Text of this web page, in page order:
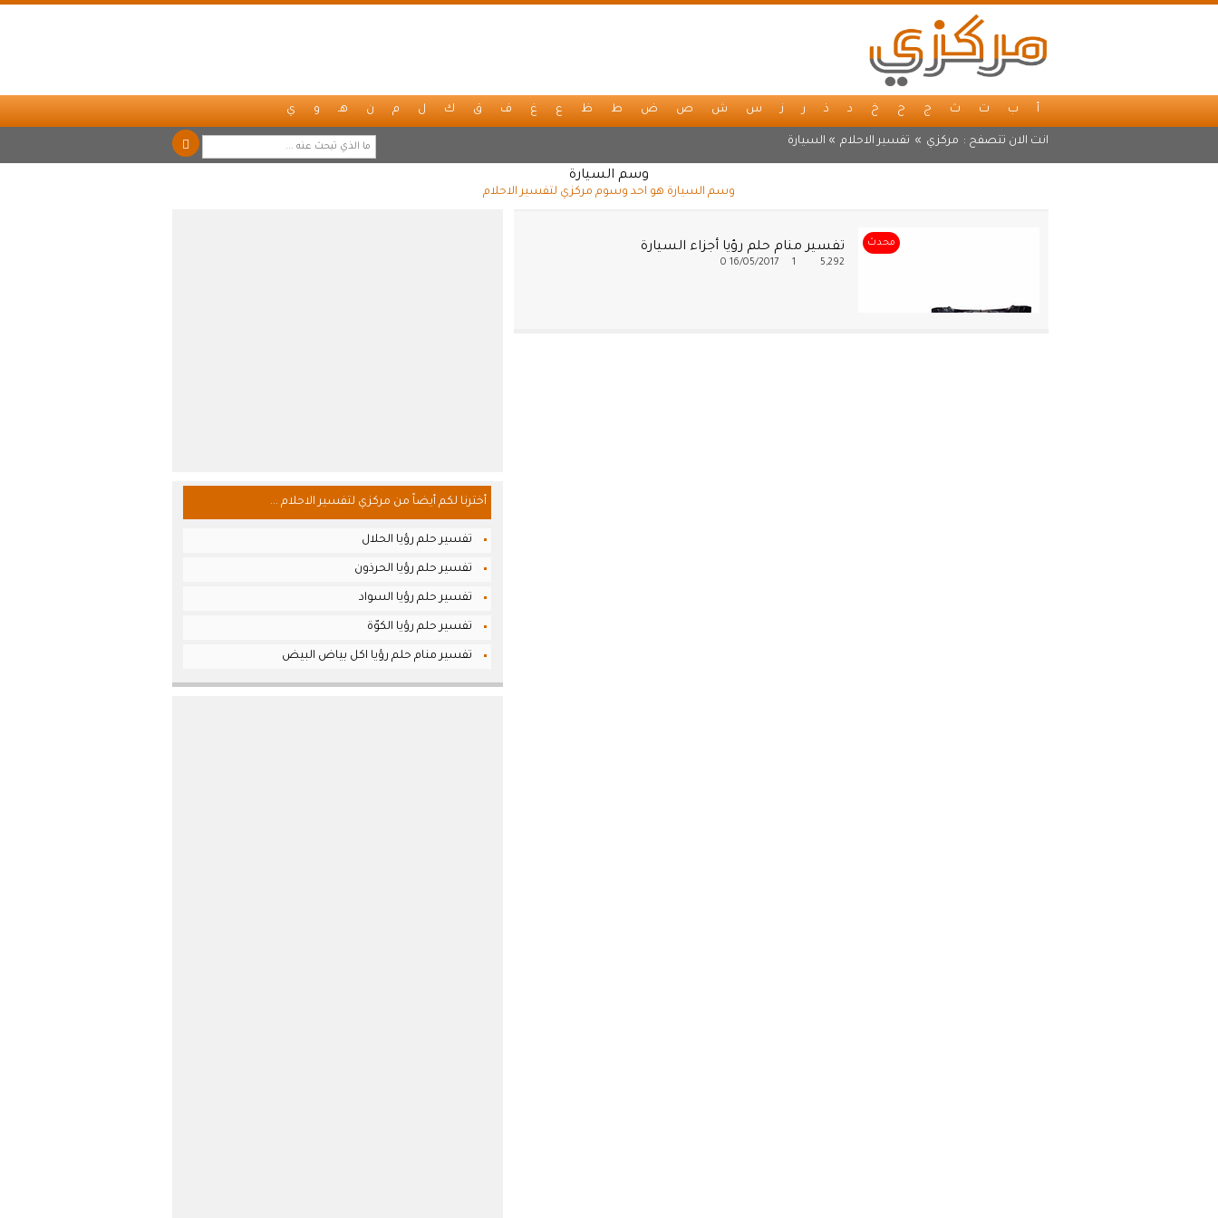
أ ب ت ث ج ح خ د ذ ر ز س ش ص ض ط ظ ع غ ف ق ك ل م ن هـ و ي
انت الان تتصفح : مركزي » تفسير الاحلام » السيارة
وسم السيارة
وسم السيارة هو احد وسوم مركزي لتفسير الاحلام
محدث تفسير منام حلم رؤيا أجزاء السيارة
5,292
16/05/2017
0
أخترنا لكم أيضاً من مركزي لتفسير الاحلام ...
تفسير حلم رؤيا الحلال
تفسير حلم رؤيا الحرذون
تفسير حلم رؤيا السواد
تفسير حلم رؤيا الكوّة
تفسير منام حلم رؤيا اكل بياض البيض